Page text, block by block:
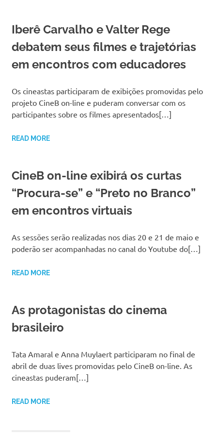
Iberê Carvalho e Valter Rege
debatem seus filmes e trajetórias
em encontros com educadores
Os cineastas participaram de exibições promovidas pelo
projeto CineB on-line e puderam conversar com os
participantes sobre os filmes apresentados[…]
READ MORE
CineB on-line exibirá os curtas
“Procura-se” e “Preto no Branco”
em encontros virtuais
As sessões serão realizadas nos dias 20 e 21 de maio e
poderão ser acompanhadas no canal do Youtube do[…]
READ MORE
As protagonistas do cinema
brasileiro
Tata Amaral e Anna Muylaert participaram no final de
abril de duas lives promovidas pelo CineB on-line. As
cineastas puderam[…]
READ MORE